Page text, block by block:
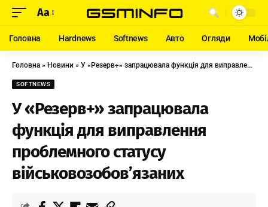
Aa
Головна Hardnews Softnews Авто Огляди
Головна » Новини » У «Резерв+» запрацювала функція для виправлення проблемного статусу військовозобов’язаних
SOFTNEWS
У «Резерв+» запрацювала
функція для виправлення
проблемного статусу
військовозобов’язаних